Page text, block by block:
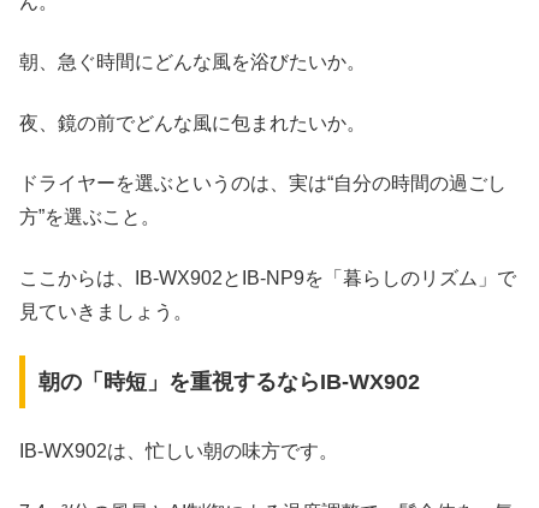
朝、急ぐ時間にどんな風を浴びたいか。
夜、鏡の前でどんな風に包まれたいか。
ドライヤーを選ぶというのは、実は“自分の時間の過ごし
方”を選ぶこと。
ここからは、IB-WX902とIB-NP9を「暮らしのリズム」で
見ていきましょう。
朝の「時短」を重視するならIB-WX902
IB-WX902は、忙しい朝の味方です。